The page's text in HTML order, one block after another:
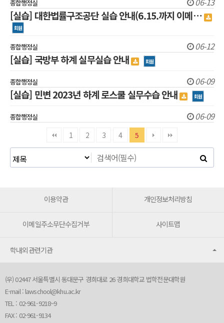
종합행정실
[실습] 대한법률구조공단 실습 안내(6.15.까지 이메…
회원
종합행정실 06-12
[실습] 국방부 하계 실무실습 안내 회원
종합행정실 06-09
[실습] 민변 2023년 하계 로스쿨 실무수습 안내 회원
종합행정실 06-09
1 2 3 4 5
이용약관 개인정보처리방침
이메일주소무단수집거부 사이트맵
학내외관련기관
(우) 02447 서울특별시 동대문구 경희대로 26 경희대학교 법학전문대학원
E-mail : lawschool@khu.ac.kr
TEL : 02-961-9218~9
FAX : 02-961-9134